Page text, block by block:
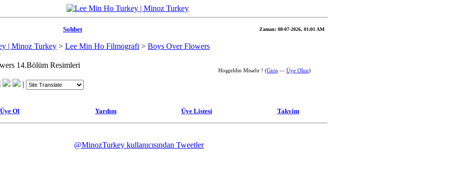
Sohbet Zaman: 08-07-2026, 01:01 AM
| Minoz Turkey > Lee Min Ho Filmografi > Boys Over Flowers
14.Bölüm Resimleri
|
Hoşgeldin Misafir ! (Giriş — Üye Olun)
Ol Yardım Üye Listesi Takvim
@MinozTurkey kullanıcısından Tweetler